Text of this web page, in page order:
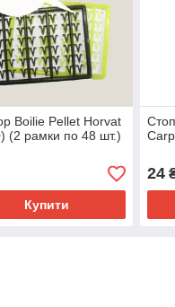
Boilie Pellet Horvat
(2 рамки по 48 шт.)
Купити
24